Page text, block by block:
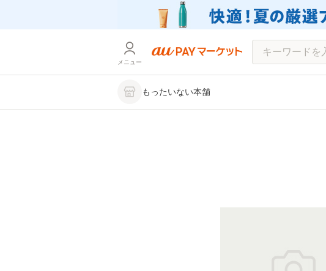
メニュー
もったいない本舗